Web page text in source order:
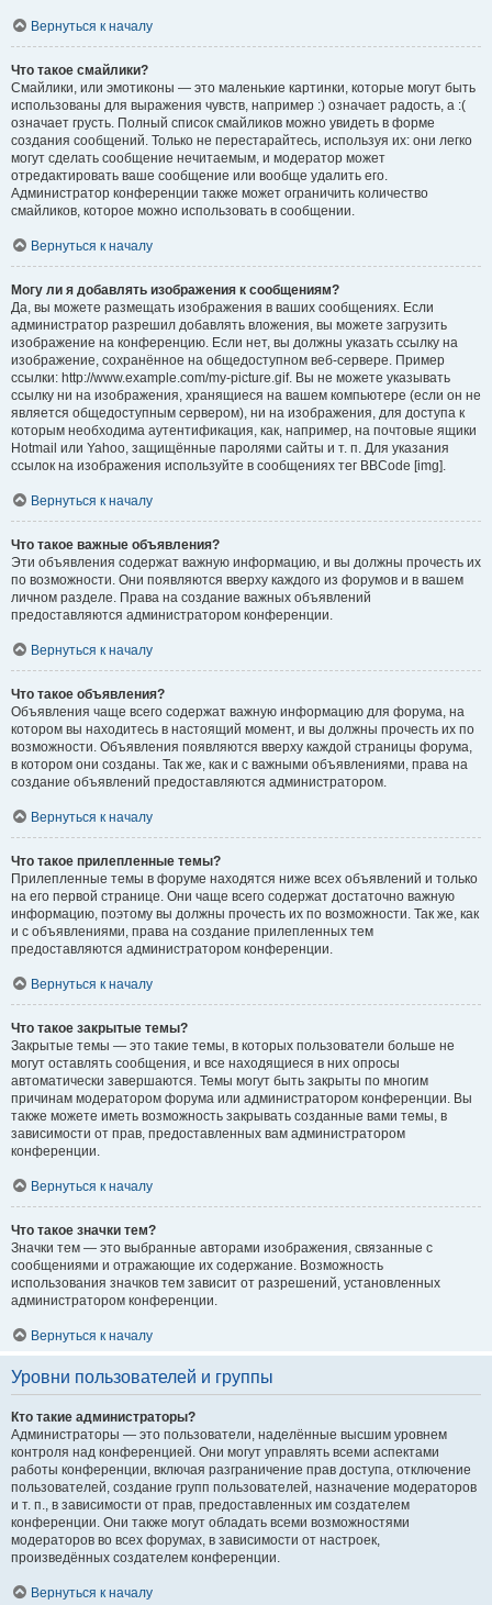
Вернуться к началу
Что такое смайлики?
Смайлики, или эмотиконы — это маленькие картинки, которые могут быть
использованы для выражения чувств, например :) означает радость, а :(
означает грусть. Полный список смайликов можно увидеть в форме
создания сообщений. Только не перестарайтесь, используя их: они легко
могут сделать сообщение нечитаемым, и модератор может
отредактировать ваше сообщение или вообще удалить его.
Администратор конференции также может ограничить количество
смайликов, которое можно использовать в сообщении.
Вернуться к началу
Могу ли я добавлять изображения к сообщениям?
Да, вы можете размещать изображения в ваших сообщениях. Если
администратор разрешил добавлять вложения, вы можете загрузить
изображение на конференцию. Если нет, вы должны указать ссылку на
изображение, сохранённое на общедоступном веб-сервере. Пример
ссылки: http://www.example.com/my-picture.gif. Вы не можете указывать
ссылку ни на изображения, хранящиеся на вашем компьютере (если он не
является общедоступным сервером), ни на изображения, для доступа к
которым необходима аутентификация, как, например, на почтовые ящики
Hotmail или Yahoo, защищённые паролями сайты и т. п. Для указания
ссылок на изображения используйте в сообщениях тег BBCode [img].
Вернуться к началу
Что такое важные объявления?
Эти объявления содержат важную информацию, и вы должны прочесть их
по возможности. Они появляются вверху каждого из форумов и в вашем
личном разделе. Права на создание важных объявлений
предоставляются администратором конференции.
Вернуться к началу
Что такое объявления?
Объявления чаще всего содержат важную информацию для форума, на
котором вы находитесь в настоящий момент, и вы должны прочесть их по
возможности. Объявления появляются вверху каждой страницы форума,
в котором они созданы. Так же, как и с важными объявлениями, права на
создание объявлений предоставляются администратором.
Вернуться к началу
Что такое прилепленные темы?
Прилепленные темы в форуме находятся ниже всех объявлений и только
на его первой странице. Они чаще всего содержат достаточно важную
информацию, поэтому вы должны прочесть их по возможности. Так же, как
и с объявлениями, права на создание прилепленных тем
предоставляются администратором конференции.
Вернуться к началу
Что такое закрытые темы?
Закрытые темы — это такие темы, в которых пользователи больше не
могут оставлять сообщения, и все находящиеся в них опросы
автоматически завершаются. Темы могут быть закрыты по многим
причинам модератором форума или администратором конференции. Вы
также можете иметь возможность закрывать созданные вами темы, в
зависимости от прав, предоставленных вам администратором
конференции.
Вернуться к началу
Что такое значки тем?
Значки тем — это выбранные авторами изображения, связанные с
сообщениями и отражающие их содержание. Возможность
использования значков тем зависит от разрешений, установленных
администратором конференции.
Вернуться к началу
Уровни пользователей и группы
Кто такие администраторы?
Администраторы — это пользователи, наделённые высшим уровнем
контроля над конференцией. Они могут управлять всеми аспектами
работы конференции, включая разграничение прав доступа, отключение
пользователей, создание групп пользователей, назначение модераторов
и т. п., в зависимости от прав, предоставленных им создателем
конференции. Они также могут обладать всеми возможностями
модераторов во всех форумах, в зависимости от настроек,
произведённых создателем конференции.
Вернуться к началу